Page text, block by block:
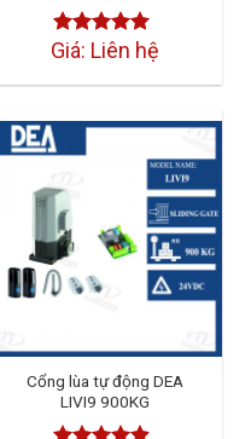
Được xếp
5 sao
Giá: Liên hệ
Cổng lùa tự động DEA
LIVI9 900KG